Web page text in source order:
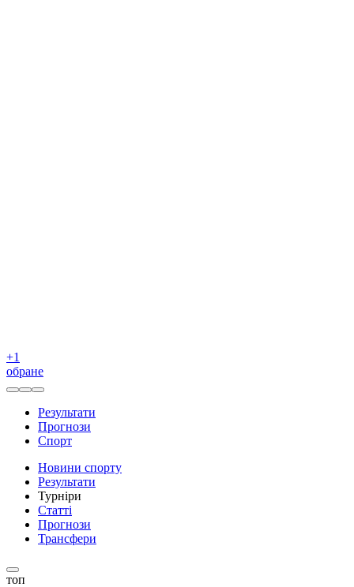
+1
обране
Результати
Прогнози
Спорт
Новини спорту
Результати
Турніри
Статті
Прогнози
Трансфери
топ